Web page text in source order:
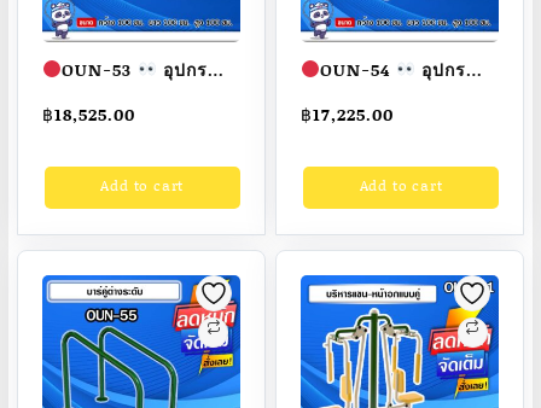
OUN-53
อุปกรณ์
100x100x100cm.
สั่งทำ 7-15 วัน
฿18,525.00
Add to cart
OUN-54
อุปกรณ์
100x100x100cm.
สั่งทำ 7-15 วัน
฿17,225.00
Add to cart